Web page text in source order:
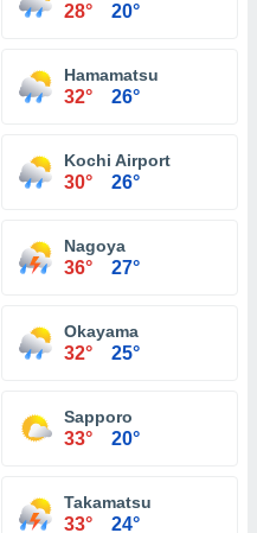
28° 20°
Hamamatsu
32° 26°
Kochi Airport
30° 26°
Nagoya
36° 27°
Okayama
32° 25°
Sapporo
33° 20°
Takamatsu
33° 24°